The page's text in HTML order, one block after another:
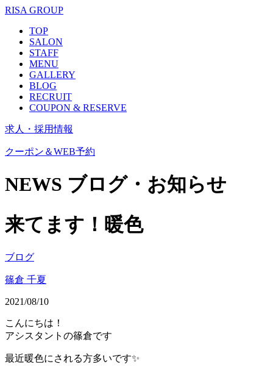
RISA GROUP
TOP
SALON
STAFF
MENU
GALLERY
BLOG
RECRUIT
COUPON & RESERVE
求人・採用情報
クーポン＆WEB予約
NEWS ブログ・お知らせ
来てます！暖色
ブログ
篠倉 千夏
2021/08/10
こんにちは！
アシスタントの篠倉です
最近暖色にされる方多いです✨